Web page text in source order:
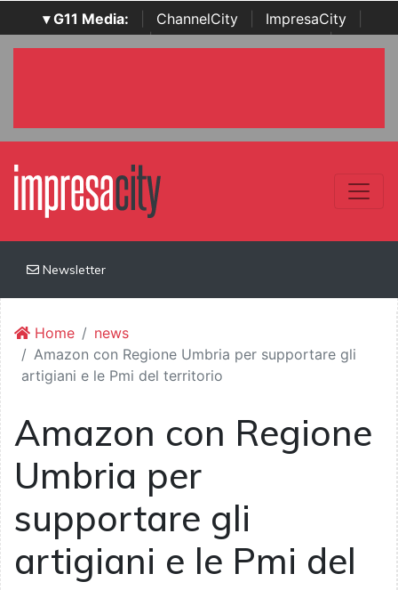
▾ G11 Media: ChannelCity ImpresaCity
SecurityOpenLab | Italian Channel Awards | Italian
Newsletter
Home
news
Amazon con Regione Umbria per supportare gli
artigiani e le Pmi del territorio
Amazon con Regione
Umbria per
supportare gli
artigiani e le Pmi del